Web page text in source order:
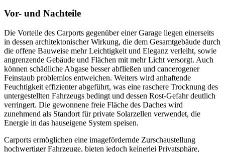
Vor- und Nachteile
Die Vorteile des Carports gegenüber einer Garage liegen einerseits
in dessen architektonischer Wirkung, die dem Gesamtgebäude durch
die offene Bauweise mehr Leichtigkeit und Eleganz verleiht, sowie
angrenzende Gebäude und Flächen mit mehr Licht versorgt. Auch
können schädliche Abgase besser abfließen und cancerogener
Feinstaub problemlos entweichen. Weiters wird anhaftende
Feuchtigkeit effizienter abgeführt, was eine raschere Trocknung des
untergestellten Fahrzeugs bedingt und dessen Rost-Gefahr deutlich
verringert. Die gewonnene freie Fläche des Daches wird
zunehmend als Standort für private Solarzellen verwendet, die
Energie in das hauseigene System speisen.
Carports ermöglichen eine imagefördernde Zurschaustellung
hochwertiger Fahrzeuge, bieten jedoch keinerlei Privatsphäre,